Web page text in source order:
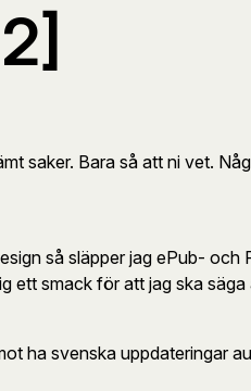
saker. Bara så att ni vet.
så släpper jag ePub- och
smack för att jag ska
ha svenska uppdateringar